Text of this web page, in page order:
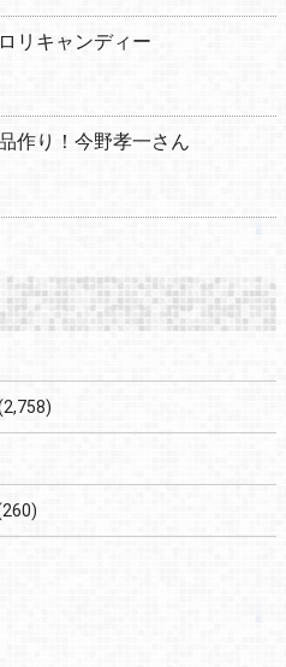
リキャンディー
作り！今野孝一さん